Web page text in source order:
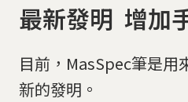
最新發明 增加
目前，MasSpec筆是用
新的發明。